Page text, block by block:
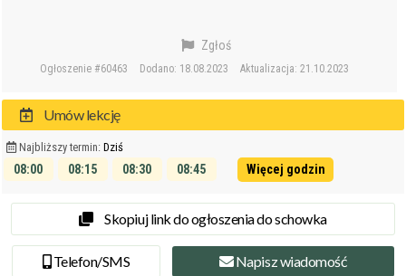
Ogłoszenie #60463 Dodano: 18.08.2023 Aktualizacja: 21.10.2023
Zgłoś
Umów lekcję
Najbliższy termin:Dziś
08:00 08:15 08:30
08:45
Więcej godzin
Skopiuj link do ogłoszenia do schowka
Telefon/SMS Napiszwiadomość